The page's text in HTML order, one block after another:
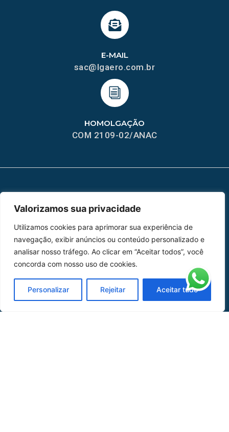
Valorizamos sua privacidade
Utilizamos cookies para aprimorar sua experiência de
navegação, exibir anúncios ou conteúdo personalizado e
analisar nosso tráfego. Ao clicar em “Aceitar todos”, você
concorda com nosso uso de cookies.
Personalizar Rejeitar Aceitar tudo
HOMOLGAÇÃO
COM 2109-02/ANAC
E-MAIL
sac@lgaero.com.br
Peças
Catálogo de Aplicações
Oficina de Mangueiras